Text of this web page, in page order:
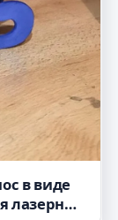
в виде
лазерной